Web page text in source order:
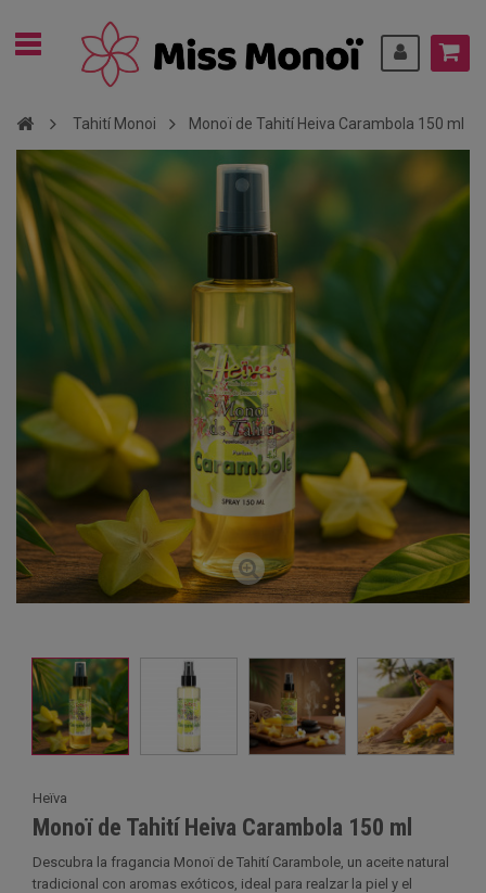
Tahití Monoi Monoï de Tahití Heiva Carambola 150 ml
Heïva
Monoï de Tahití Heiva Carambola 150 ml
Descubra la fragancia Monoï de Tahití Carambole, un aceite natural
tradicional con aromas exóticos, ideal para realzar la piel y el